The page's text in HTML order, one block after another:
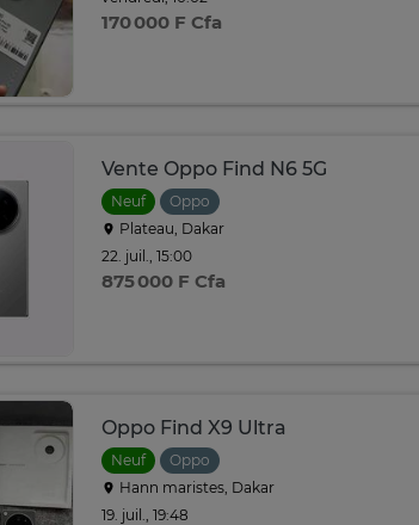
170 000 F Cfa
Vente Oppo Find N6 5G
Neuf
Oppo
Plateau, Dakar
22. juil., 15:00
875 000 F Cfa
Oppo Find X9 Ultra
Neuf
Oppo
Hann maristes, Dakar
19. juil., 19:48